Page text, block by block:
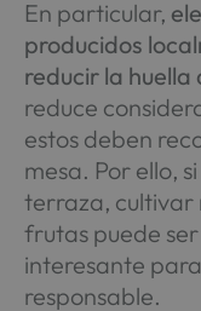
En particular,
producidos
reducir la huella
reduce
estos deben
mesa. Por ello,
terraza, cultivar
frutas puede
interesante
responsable.